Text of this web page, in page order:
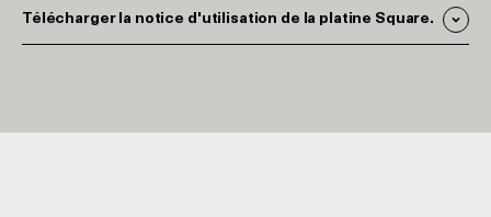
Télécharger la notice d'utilisation de la platine Square.